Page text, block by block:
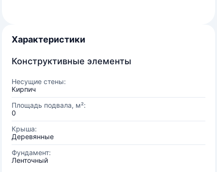
Характеристики
Конструктивные элементы
Несущие стены:
Кирпич
Площадь подвала, м²:
0
Крыша:
Деревянные
Фундамент:
Ленточный